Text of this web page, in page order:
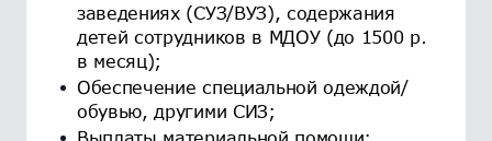
заведениях (СУЗ/ВУЗ), содержания
детей сотрудников в МДОУ (до 1500 р.
в месяц);
Обеспечение специальной одеждой/
обувью, другими СИЗ;